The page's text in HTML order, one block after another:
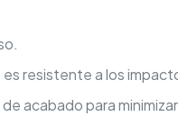
resistente a los
acabado para